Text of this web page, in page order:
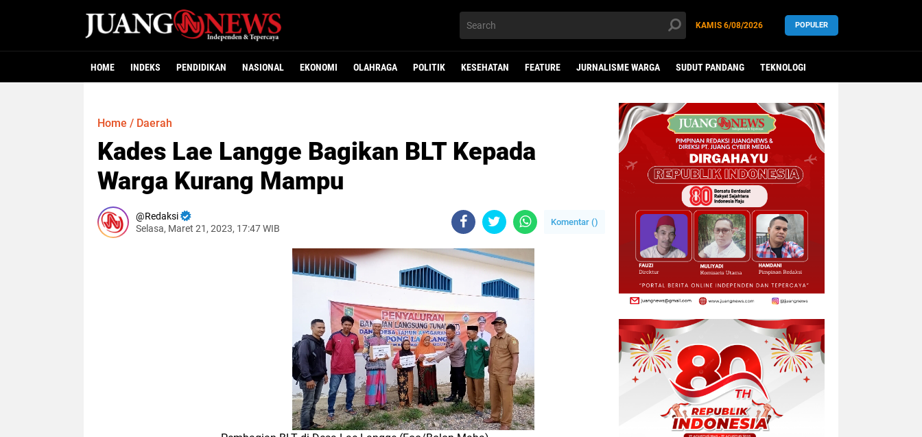
KAMIS 6/08/2026 POPULER
HOME INDEKS PENDIDIKAN NASIONAL EKONOMI OLAHRAGA POLITIK KESEHATAN FEATURE JURNALISME WARGA SUDUT PANDANG TEKNOLOGI
Home / Daerah
Kades Lae Langge Bagikan BLT Kepada
Warga Kurang Mampu
Redaksi
Selasa, Maret 21, 2023, 17:47 WIB
Komentar ()